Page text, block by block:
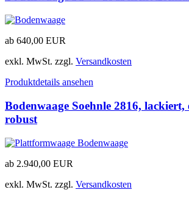
ab 640,00 EUR
exkl. MwSt. zzgl. Versandkosten
Produktdetails ansehen
Bodenwaage Soehnle 2816, lackiert,
robust
ab 2.940,00 EUR
exkl. MwSt. zzgl. Versandkosten